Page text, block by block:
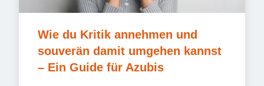
Wie du Kritik annehmen und
souverän damit umgehen kannst
– Ein Guide für Azubis